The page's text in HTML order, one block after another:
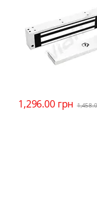
1,296.00грн